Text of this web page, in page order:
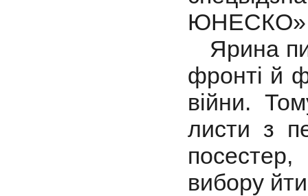
Ярина
фронті й
війни.
листи з
вибору